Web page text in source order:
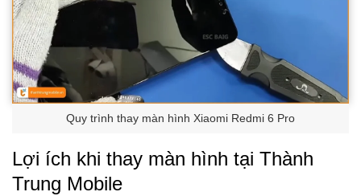
Quy trình thay màn hình Xiaomi Redmi 6 Pro
Lợi ích khi thay màn hình tại Thành
Trung Mobile